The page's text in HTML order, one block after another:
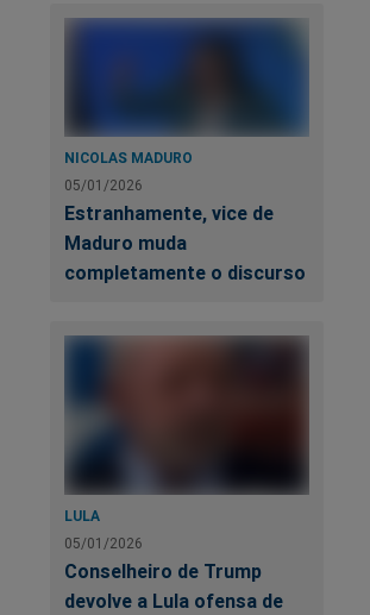
NICOLAS MADURO
05/01/2026
Estranhamente, vice de
Maduro muda
completamente o discurso
LULA
05/01/2026
Conselheiro de Trump
devolve a Lula ofensa de